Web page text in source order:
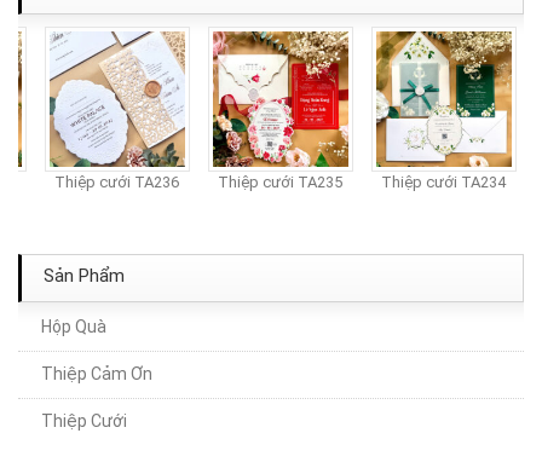
Thiệp cưới TA236 Thiệp cưới TA235 Thiệp cưới TA234
Sản Phẩm
Hộp Quà
Thiệp Cảm Ơn
Thiệp Cưới
Thiệp Cưới TA288